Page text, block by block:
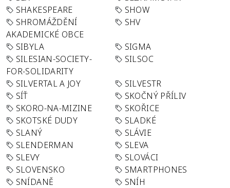
SHAKESPEARE
SHOW
SHROMÁŽDĚNÍ
AKADEMICKÉ OBCE
SHV
SIBYLA
SIGMA
SILESIAN-SOCIETY-
FOR-SOLIDARITY
SILSOC
SILVERTAL A JOY
SILVESTR
SÍŤ
SKOČNÝ PŘÍLIV
SKORO-NA-MIZINE
SKOŘICE
SKOTSKÉ DUDY
SLADKÉ
SLANÝ
SLÁVIE
SLENDERMAN
SLEVA
SLEVY
SLOVÁCI
SLOVENSKO
SMARTPHONES
SNÍDANĚ
SNÍH